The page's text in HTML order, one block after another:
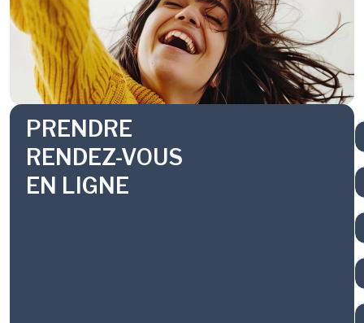
PRENDRE
RENDEZ-VOUS
EN LIGNE